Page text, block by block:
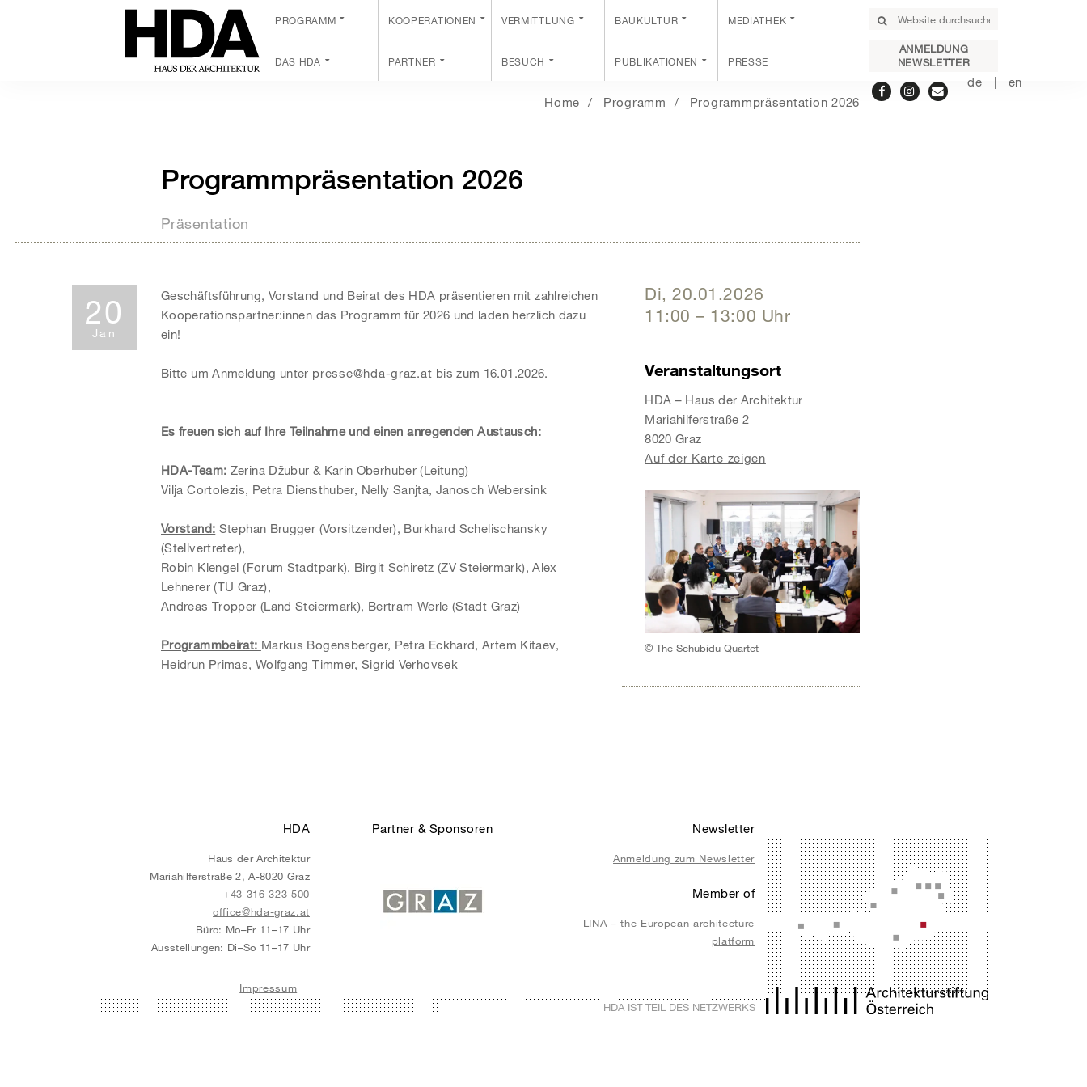
ANMELDUNG
NEWSLETTER
de en
PROGRAMM KOOPERATIONEN VERMITTLUNG BAUKULTUR MEDIATHEK
DAS HDA PARTNER BESUCH PUBLIKATIONEN PRESSE
Home Programm Programmpräsentation 2026
Programmpräsentation 2026
Präsentation
20
Jan
Di, 20.01.2026
11:00 – 13:00 Uhr
Veranstaltungsort
HDA – Haus der Architektur
Mariahilferstraße 2
8020 Graz
Auf der Karte zeigen
© The Schubidu Quartet
Geschäftsführung, Vorstand und Beirat des HDA präsentieren mit zahlreichen
Kooperationspartner:innen das Programm für 2026 und laden herzlich dazu
ein!
Bitte um Anmeldung unter presse@hda-graz.at bis zum 16.01.2026.
Es freuen sich auf Ihre Teilnahme und einen anregenden Austausch:
HDA-Team: Zerina Džubur & Karin Oberhuber (Leitung)
Vilja Cortolezis, Petra Diensthuber, Nelly Sanjta, Janosch Webersink
Vorstand: Stephan Brugger (Vorsitzender), Burkhard Schelischansky
(Stellvertreter),
Robin Klengel (Forum Stadtpark), Birgit Schiretz (ZV Steiermark), Alex
Lehnerer (TU Graz),
Andreas Tropper (Land Steiermark), Bertram Werle (Stadt Graz)
Programmbeirat: Markus Bogensberger, Petra Eckhard, Artem Kitaev,
Heidrun Primas, Wolfgang Timmer, Sigrid Verhovsek
HDA
Haus der Architektur
Mariahilferstraße 2, A-8020 Graz
+43 316 323 500
office@hda-graz.at
Büro: Mo–Fr 11–17 Uhr
Ausstellungen: Di–So 11–17 Uhr
Partner & Sponsoren Newsletter
Anmeldung zum Newsletter
Member of
LINA – the European architecture
platform
Impressum
HDA IST TEIL DES NETZWERKS